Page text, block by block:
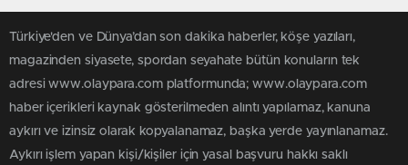
Türkiye'den ve Dünya’dan son dakika haberler, köşe yazıları,
magazinden siyasete, spordan seyahate bütün konuların tek
adresi www.olaypara.com platformunda; www.olaypara.com
haber içerikleri kaynak gösterilmeden alıntı yapılamaz, kanuna
aykırı ve izinsiz olarak kopyalanamaz, başka yerde yayınlanamaz.
Aykırı işlem yapan kişi/kişiler için yasal başvuru hakkı saklı